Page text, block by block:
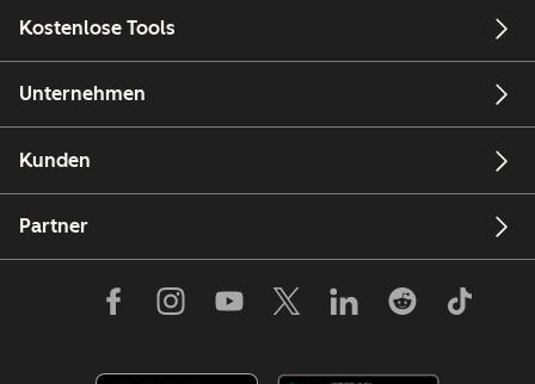
Kostenlose Tools
Unternehmen
Kunden
Partner